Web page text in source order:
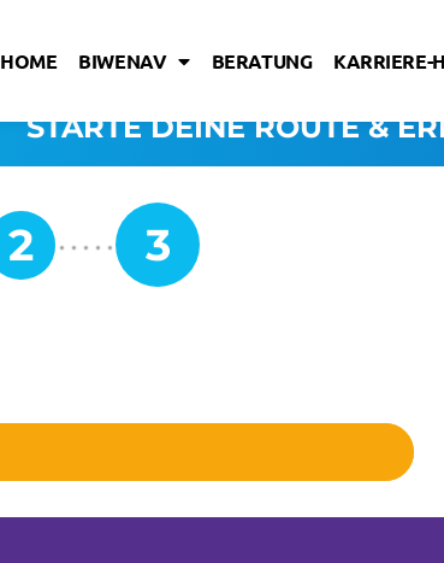
HOME BIWENAV BERATUNG KARRIERE-
STARTE DEINE ROUTE &